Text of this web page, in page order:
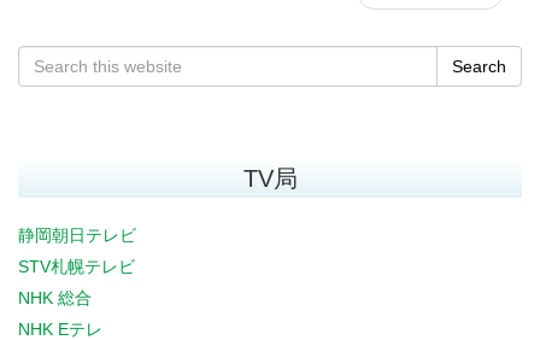
Search
TV局
静岡朝日テレビ
STV札幌テレビ
NHK 総合
NHK Eテレ